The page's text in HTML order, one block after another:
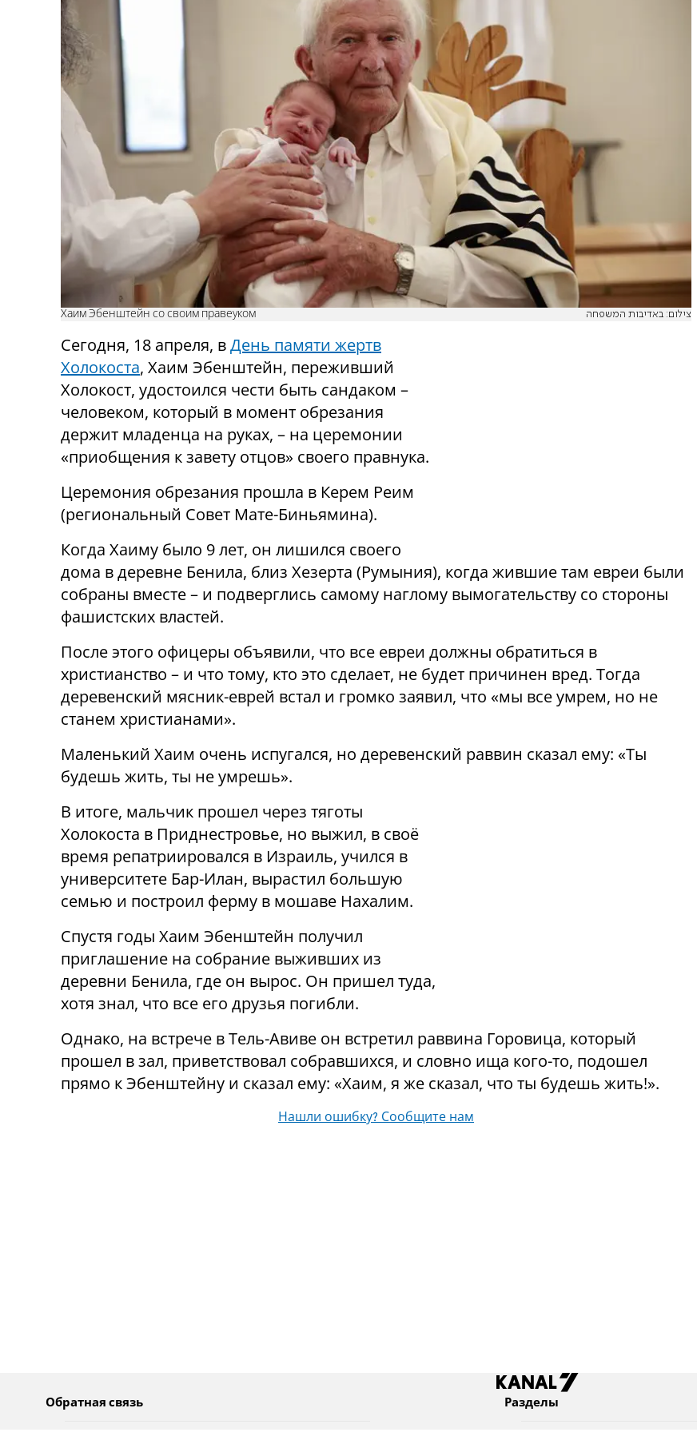
Хаим Эбенштейн со своим правеуком צילום: באדיבות המשפחה
Сегодня, 18 апреля, вДень памяти жертв
Холокоста, Хаим Эбенштейн, переживший
Холокост, удостоился чести быть сандаком –
человеком, который в момент обрезания
держит младенца на руках, – на церемонии
«приобщения к завету отцов» своего правнука.
Церемония обрезания прошла в Керем Реим
(региональный Совет Мате-Биньямина).
Когда Хаиму было 9 лет, он лишился своего
дома в деревне Бенила, близ Хезерта (Румыния), когда жившие там евреи были
собраны вместе – и подверглись самому наглому вымогательству со стороны
фашистских властей.
После этого офицеры объявили, что все евреи должны обратиться в
христианство – и что тому, кто это сделает, не будет причинен вред. Тогда
деревенский мясник-еврей встал и громко заявил, что «мы все умрем, но не
станем христианами».
Маленький Хаим очень испугался, но деревенский раввин сказал ему: «Ты
будешь жить, ты не умрешь».
В итоге, мальчик прошел через тяготы
Холокоста в Приднестровье, но выжил, в своё
время репатриировался в Израиль, учился в
университете Бар-Илан, вырастил большую
семью и построил ферму в мошаве Нахалим.
Спустя годы Хаим Эбенштейн получил
приглашение на собрание выживших из
деревни Бенила, где он вырос. Он пришел туда,
хотя знал, что все его друзья погибли.
Однако, на встрече в Тель-Авиве он встретил раввина Горовица, который
прошел в зал, приветствовал собравшихся, и словно ища кого-то, подошел
прямо к Эбенштейну и сказал ему: «Хаим, я же сказал, что ты будешь жить!».
Нашли ошибку? Сообщите нам
Обратная связь Разделы